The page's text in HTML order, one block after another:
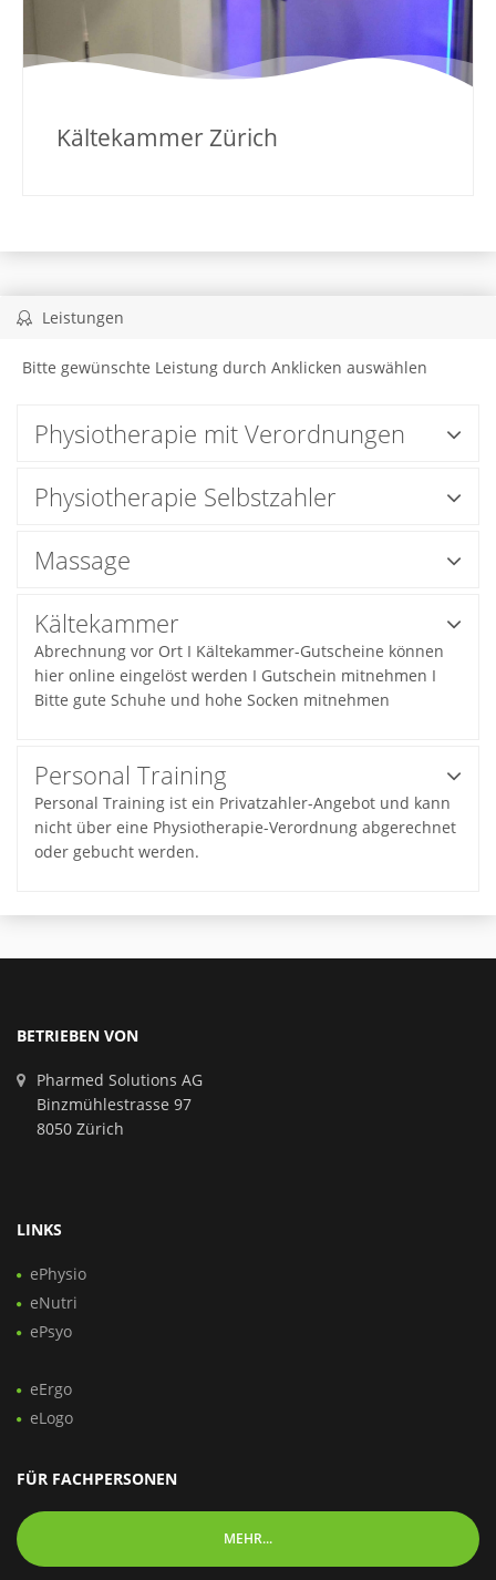
Kältekammer Zürich
Leistungen
Bitte gewünschte Leistung durch Anklicken auswählen
Physiotherapie mit Verordnungen
Physiotherapie Selbstzahler
Massage
Kältekammer
Abrechnung vor Ort I Kältekammer-Gutscheine können
hier online eingelöst werden I Gutschein mitnehmen I
Bitte gute Schuhe und hohe Socken mitnehmen
Personal Training
Personal Training ist ein Privatzahler-Angebot und kann
nicht über eine Physiotherapie-Verordnung abgerechnet
oder gebucht werden.
BETRIEBEN VON
Pharmed Solutions AG
Binzmühlestrasse 97
8050 Zürich
LINKS
ePhysio
eNutri
ePsyo
eErgo
eLogo
FÜR FACHPERSONEN
MEHR...